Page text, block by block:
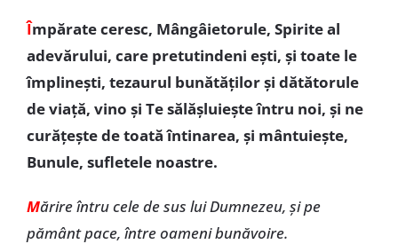
Împărate ceresc, Mângâietorule, Spirite al
adevărului, care pretutindeni ești, și toate le
împlinești, tezaurul bunătăților și dătătorule
de viață, vino și Te sălășluiește întru noi, și ne
curățește de toată întinarea, și mântuiește,
Bunule, sufletele noastre.
Mărire întru cele de sus lui Dumnezeu, și pe
pământ pace, între oameni bunăvoire.